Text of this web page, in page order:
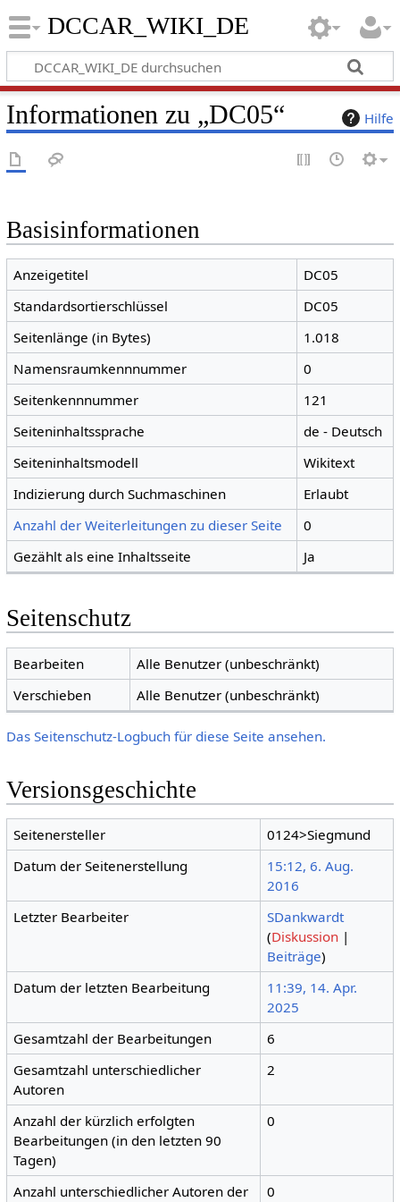
DCCAR_WIKI_DE
Hilfe
Informationen zu „DC05“
Basisinformationen
Anzeigetitel
DC05
Standardsortierschlüssel
DC05
Seitenlänge (in Bytes)
1.018
Namensraumkennnummer
0
Seitenkennnummer
121
Seiteninhaltssprache
de - Deutsch
Seiteninhaltsmodell
Wikitext
Indizierung durch Suchmaschinen
Erlaubt
Anzahl der Weiterleitungen zu dieser Seite
0
Gezählt als eine Inhaltsseite
Ja
Seitenschutz
Bearbeiten
Alle Benutzer (unbeschränkt)
Verschieben
Alle Benutzer (unbeschränkt)
Das Seitenschutz-Logbuch für diese Seite ansehen.
Versionsgeschichte
Seitenersteller
0124>Siegmund
Datum der Seitenerstellung
15:12, 6. Aug.
2016
Letzter Bearbeiter
SDankwardt
(Diskussion |
Beiträge)
Datum der letzten Bearbeitung
11:39, 14. Apr.
2025
Gesamtzahl der Bearbeitungen
6
Gesamtzahl unterschiedlicher
Autoren
2
Anzahl der kürzlich erfolgten
Bearbeitungen (in den letzten 90
Tagen)
0
Anzahl unterschiedlicher Autoren der 0